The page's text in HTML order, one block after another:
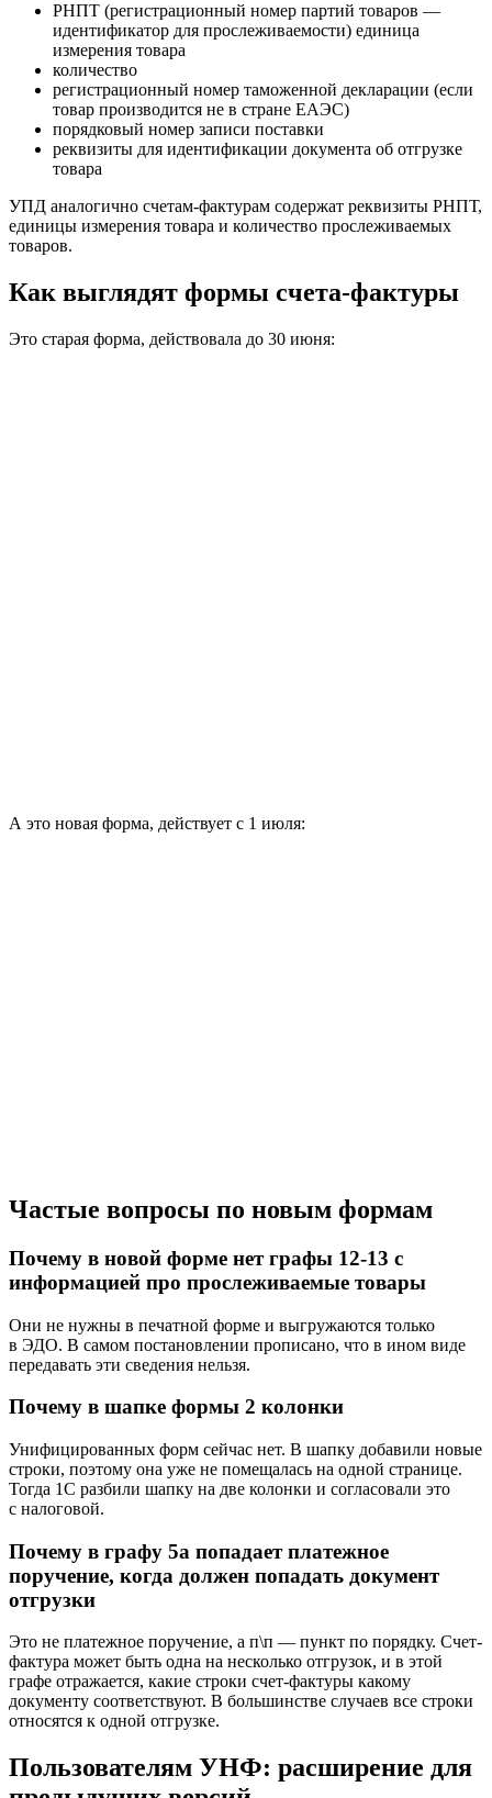
РНПТ (регистрационный номер партий товаров —
идентификатор для прослеживаемости) единица
измерения товара
количество
регистрационный номер таможенной декларации (если
товар производится не в стране ЕАЭС)
порядковый номер записи поставки
реквизиты для идентификации документа об отгрузке
товара
УПД аналогично счетам-фактурам содержат реквизиты РНПТ,
единицы измерения товара и количество прослеживаемых
товаров.
Как выглядят формы счета-фактуры
Это старая форма, действовала до 30 июня:
А это новая форма, действует с 1 июля:
Частые вопросы по новым формам
Почему в новой форме нет графы 12-13 с
информацией про прослеживаемые товары
Они не нужны в печатной форме и выгружаются только
в ЭДО. В самом постановлении прописано, что в ином виде
передавать эти сведения нельзя.
Почему в шапке формы 2 колонки
Унифицированных форм сейчас нет. В шапку добавили новые
строки, поэтому она уже не помещалась на одной странице.
Тогда 1С разбили шапку на две колонки и согласовали это
с налоговой.
Почему в графу 5а попадает платежное
поручение, когда должен попадать документ
отгрузки
Это не платежное поручение, а п\п — пункт по порядку. Счет-
фактура может быть одна на несколько отгрузок, и в этой
графе отражается, какие строки счет-фактуры какому
документу соответствуют. В большинстве случаев все строки
относятся к одной отгрузке.
Пользователям УНФ: расширение для